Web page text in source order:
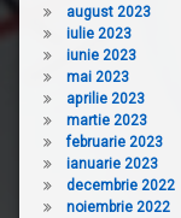
august 2023
iulie 2023
iunie 2023
mai 2023
aprilie 2023
martie 2023
februarie 2023
ianuarie 2023
decembrie 2022
noiembrie 2022